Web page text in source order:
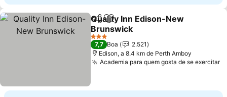
PartilharAdicionar aos favoritos
Quality Inn Edison-New
Brunswick
3 Estrelas
7,7 Boa
2.521
Edison, a 8.4 km de Perth Amboy
Academia para quem gosta de se exercitar